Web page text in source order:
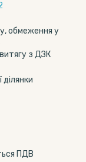
обмеження у
з ДЗК
ділянки
ПДВ